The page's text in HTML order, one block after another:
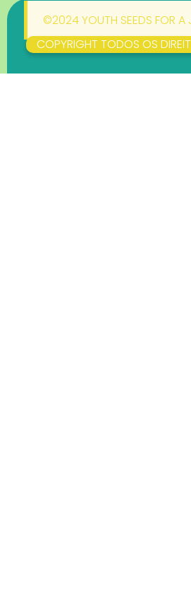
©2024 YOUTH SEEDS FOR A
COPYRIGHT TODOS OS